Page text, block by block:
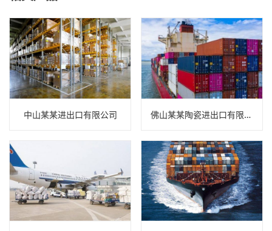
中山某某进出口有限公司 佛山某某陶瓷进出口有限公司